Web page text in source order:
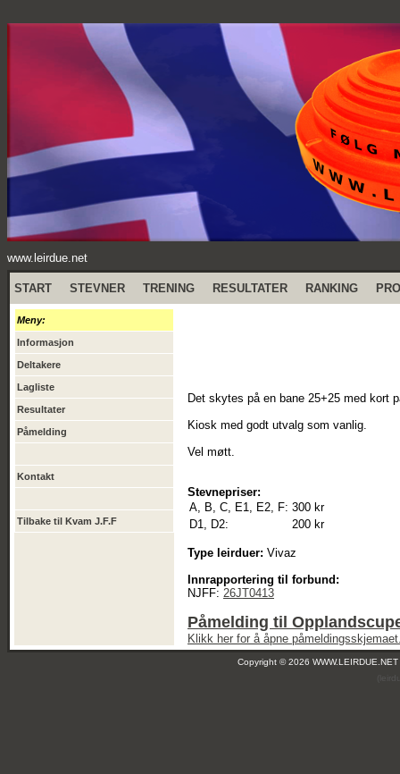
www.leirdue.net
START STEVNER TRENING RESULTATER RANKING
Meny:
Informasjon
Deltakere
Lagliste
Resultater
Påmelding
Kontakt
Tilbake til Kvam J.F.F
Det skytes på en bane 25+25 med kort
Kiosk med godt utvalg som vanlig.
Vel møtt.
Stevnepriser:
A, B, C, E1, E2, F: 300 kr
D1, D2:
200 kr
Type leirduer: Vivaz
Innrapportering til forbund:
NJFF: 26JT0413
Påmelding til
Klikk her for å åpne
Copyright © 2026